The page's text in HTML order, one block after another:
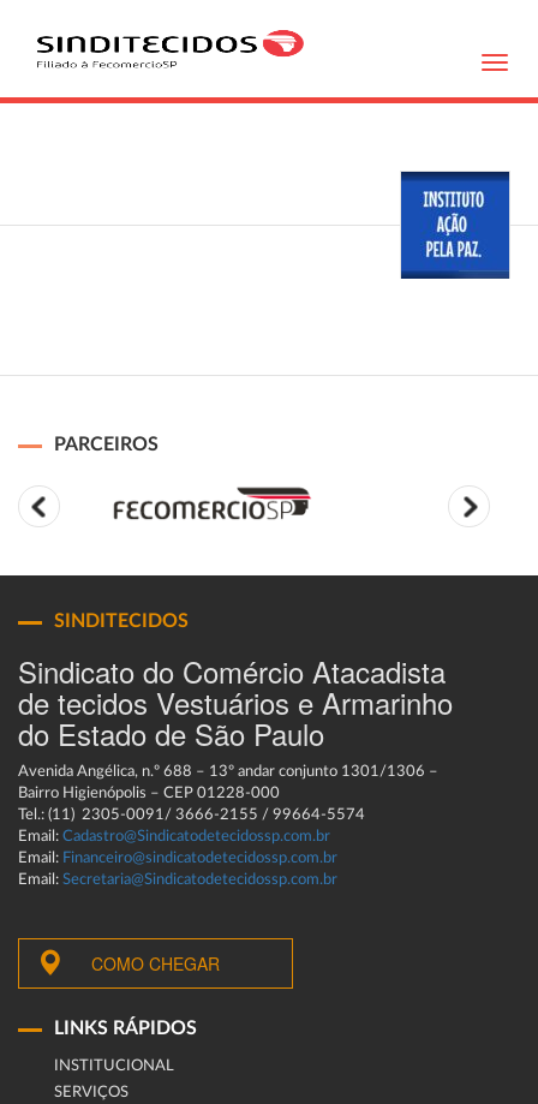
PARCEIROS
SINDITECIDOS
Sindicato do Comércio Atacadista
de tecidos Vestuários e Armarinho
do Estado de São Paulo
Avenida Angélica, n.º 688 – 13º andar conjunto 1301/1306 –
Bairro Higienópolis – CEP 01228-000
Tel.: (11) 2305-0091/ 3666-2155 / 99664-5574
Email: Cadastro@Sindicatodetecidossp.com.br
Email: Financeiro@sindicatodetecidossp.com.br
Email: Secretaria@Sindicatodetecidossp.com.br
COMO CHEGAR
LINKS RÁPIDOS
INSTITUCIONAL
SERVIÇOS